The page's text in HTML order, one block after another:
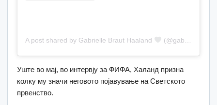
A post shared by Gabrielle Braut Haaland (@gabriellehaaland)
Уште во мај, во интервју за ФИФА, Халанд призна
колку му значи неговото појавување на Светското
првенство.